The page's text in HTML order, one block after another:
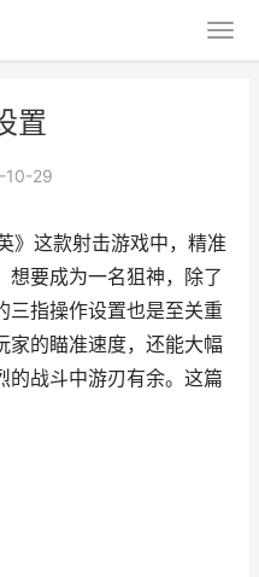
置
10-29
》这款射击游戏中，精准
想要成为一名狙神，除了
三指操作设置也是至关重
家的瞄准速度，还能大幅
的战斗中游刃有余。这篇